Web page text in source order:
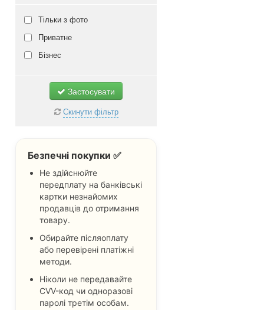
Кіровський
Красногвардійський
Ленінський
Не важливо
Не важливо
баклажановий
бежевий
білий
бордовий
бронзовий
джинс
жовтий
зелений
золотий
капучино
кораловий
коричневий
червоний
Тільки з фото
Приватне
Бізнес
Застосувати
Скинути фільтр
Безпечні покупки ✅
Не здійснюйте
передплату на банківські
картки незнайомих
продавців до отримання
товару.
Обирайте післяоплату
або перевірені платіжні
методи.
Ніколи не передавайте
CVV-код чи одноразові
паролі третім особам.